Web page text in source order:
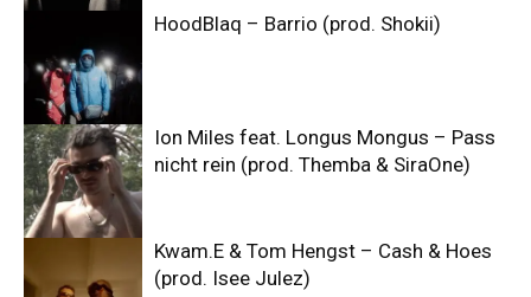
HoodBlaq – Barrio (prod. Shokii)
Ion Miles feat. Longus Mongus – Pass
nicht rein (prod. Themba & SiraOne)
Kwam.E & Tom Hengst – Cash & Hoes
(prod. Isee Julez)